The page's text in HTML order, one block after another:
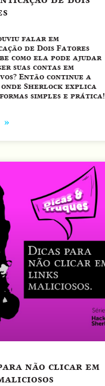
falar em
de Dois Fatores
como ela pode ajudar
suas contas em
Então continue a
Sherlock explica
simples e prática!
»
não clicar em